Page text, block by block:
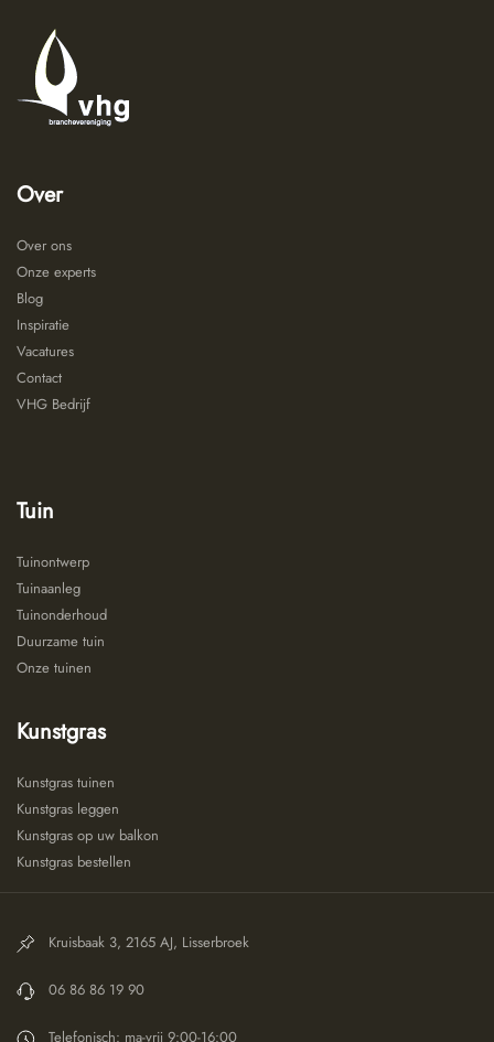
Over
Over ons
Onze experts
Blog
Inspiratie
Vacatures
Contact
VHG Bedrijf
Tuin
Tuinontwerp
Tuinaanleg
Tuinonderhoud
Duurzame tuin
Onze tuinen
Kunstgras
Kunstgras tuinen
Kunstgras leggen
Kunstgras op uw balkon
Kunstgras bestellen
Kruisbaak 3, 2165 AJ, Lisserbroek
06 86 86 19 90
Telefonisch: ma-vrij 9:00-16:00